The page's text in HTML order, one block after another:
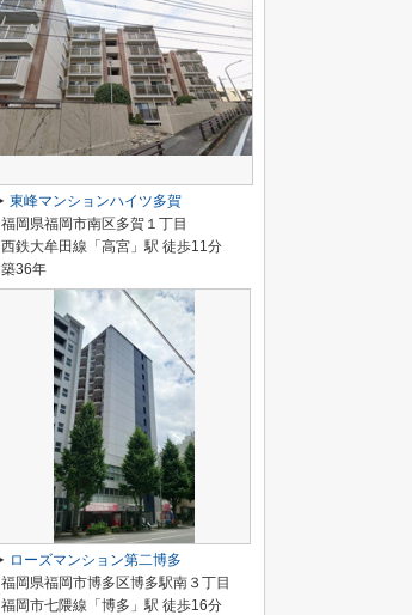
東峰マンションハイツ多賀
福岡県福岡市南区多賀１丁目
西鉄大牟田線「高宮」駅 徒歩11分
築36年
ローズマンション第二博多
福岡県福岡市博多区博多駅南３丁目
福岡市七隈線「博多」駅 徒歩16分